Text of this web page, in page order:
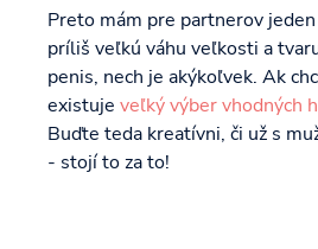
Preto mám pre partnerov
príliš veľkú váhu veľkosti a
penis, nech je akýkoľvek. Ak
existuje veľký výber vhodných
Buďte teda kreatívni, či už s
- stojí to za to!